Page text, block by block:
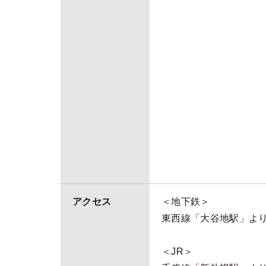
アクセス
＜地下鉄＞
東西線「大谷地駅」よ
＜JR＞